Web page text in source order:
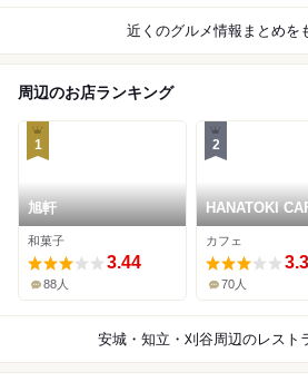
近くのグルメ情報まとめを
周辺のお店ランキング
1
旭軒
和菓子
3.44
88人
2
HANATOKI
カフェ
70人
安城・知立・刈谷周辺のレスト